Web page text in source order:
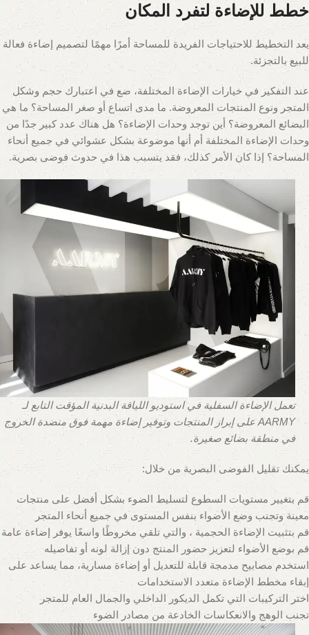
خطط للإضاءة لتفرد المكان
يعد التخطيط للاحتياجات الفريدة للمساحة أمرًا مهمًا لتصميم إضاءة فعالة
للبيع بالتجزئة.
عند التفكير في خيارات الإضاءة المختلفة، ضع في اعتبارك حجم وشكل
المتجر ونوع المنتجات المعروضة. ما مدى اتساع أو صغر المساحة؟ ما هي
البضائع المعروضة؟ أين توجد وحدات الإضاءة؟ هل هناك عدد كبير جدًا من
وحدات الإضاءة المختلفة أم أنها موضوعة بشكل عشوائي في جميع أنحاء
المساحة؟ إذا كان الأمر كذلك، فقد يتسبب هذا في حدوث فوضى بصرية.
تعمل الإضاءة السفلية في استوديو اللياقة البدنية المؤقت التابع لـ
AARMY على إبراز المنتجات وتوفير إضاءة مهمة فوق منضدة الخروج
في منطقة بضائع صغيرة.
يمكنك تقليل الفوضى البصرية من خلال:
قم بتغيير مستويات السطوع لتسليط الضوء بشكل أفضل على منتجات
معينة وتجنب وضع الأضواء بنفس المستوى في جميع أنحاء المتجر
قم بتثبيت الإضاءة الحجمية ، والتي تلقي مخروطًا واسعًا يوفر إضاءة عامة
قم بوضع الأضواء لتعزيز حضور المنتج دون إزالة لونه أو تفاصيله
استخدم مصابيح مدمجة قابلة للتعديل أو إضاءة مسارية، مما يساعد على
إبقاء مخطط الإضاءة متعدد الاستخدامات
اختر التركيبات التي تكمل الديكور الداخلي والجمال العام للمتجر
تجنب الوهج والانعكاسات الخادعة من مصادر الضوء